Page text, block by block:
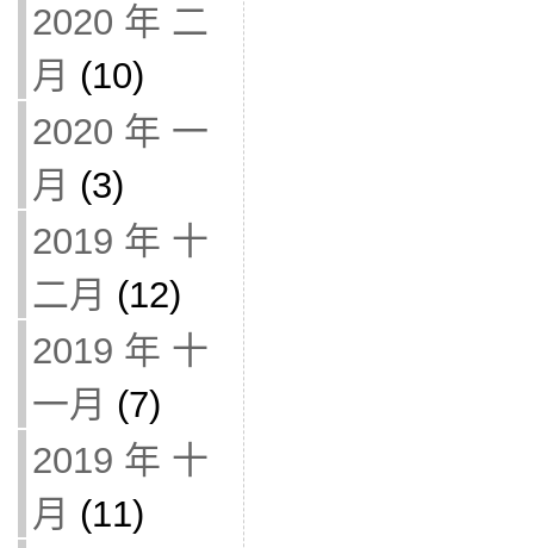
2020 年 二
月 (10)
2020 年 一
月 (3)
2019 年 十
二月 (12)
2019 年 十
一月 (7)
2019 年 十
月 (11)